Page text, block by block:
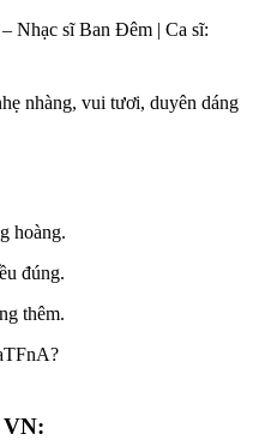
Nhạc sĩ Ban Đêm | Ca sĩ:
nhàng, vui tươi, duyên dáng
hoàng.
đúng.
thêm.
VN: